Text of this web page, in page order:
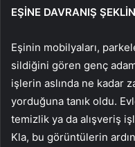
EŞİNE DAVRANIŞ
Eşinin mobilyaları,
sildiğini gören genç
işlerin aslında ne kadar
yorduğuna tanık oldu.
temizlik ya da alışveriş
Kla, bu görüntülerin